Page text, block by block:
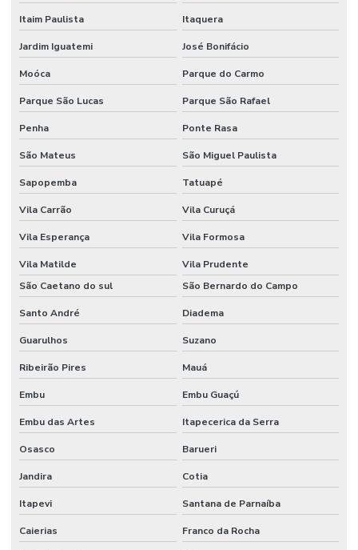
Orçamento construção civil
Orçamento para construção de galpão
Orçamento para construção de galpão industrial
Orçamento para construção de galpão metálico
Orçamento de piso industrial
Pintura epóxi alto tráfego
Pintura epóxi autonivelante
Pintura epóxi para galpão
Pintura epóxi para piso de fábrica
Pintura epóxi para piso industrial
Pintura de pisos industriais
Pintura predial preço m2
Piso de concreto para galpão
Piso de concreto polido industrial
Piso industrial de concreto polido
Polimento de piso de concreto
Itaim Paulista Itaquera
Jardim Iguatemi José Bonifácio
Moóca Parque do Carmo
Parque São Lucas Parque São Rafael
Penha Ponte Rasa
São Mateus São Miguel Paulista
Sapopemba Tatuapé
Vila Carrão Vila Curuçá
Vila Esperança Vila Formosa
Vila Matilde
Vila Prudente
São Caetano do sul
São Bernardo do Campo
Santo André Diadema
Guarulhos Suzano
Ribeirão Pires Mauá
Embu Embu Guaçú
Embu das Artes Itapecerica da Serra
Osasco Barueri
Jandira Cotia
Itapevi Santana de Parnaíba
Caierias Franco da Rocha